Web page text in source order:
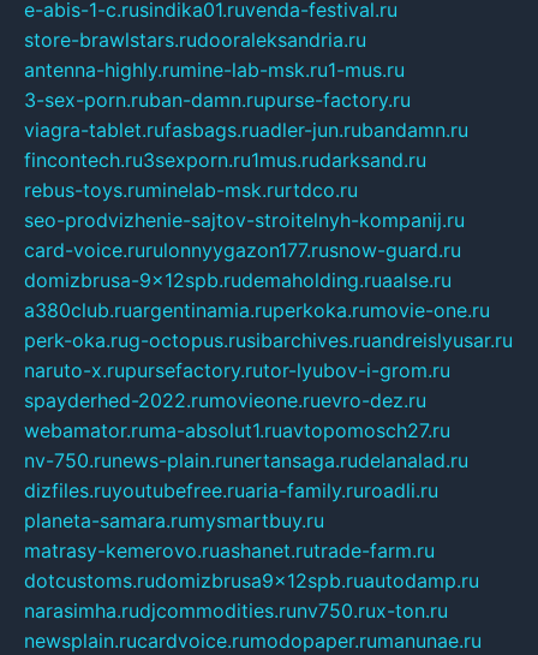
e-abis-1-c.rusindika01.ruvenda-festival.ru
store-brawlstars.rudooraleksandria.ru
antenna-highly.rumine-lab-msk.ru1-mus.ru
3-sex-porn.ruban-damn.rupurse-factory.ru
viagra-tablet.rufasbags.ruadler-jun.rubandamn.ru
fincontech.ru3sexporn.ru1mus.rudarksand.ru
rebus-toys.ruminelab-msk.rurtdco.ru
seo-prodvizhenie-sajtov-stroitelnyh-kompanij.ru
card-voice.rurulonnyygazon177.rusnow-guard.ru
domizbrusa-9x12spb.rudemaholding.ruaalse.ru
a380club.ruargentinamia.ruperkoka.rumovie-one.ru
perk-oka.rug-octopus.rusibarchives.ruandreislyusar.ru
naruto-x.rupursefactory.rutor-lyubov-i-grom.ru
spayderhed-2022.rumovieone.ruevro-dez.ru
webamator.ruma-absolut1.ruavtopomosch27.ru
nv-750.runews-plain.runertansaga.rudelanalad.ru
dizfiles.ruyoutubefree.ruaria-family.ruroadli.ru
planeta-samara.rumysmartbuy.ru
matrasy-kemerovo.ruashanet.rutrade-farm.ru
dotcustoms.rudomizbrusa9x12spb.ruautodamp.ru
narasimha.rudjcommodities.runv750.rux-ton.ru
newsplain.rucardvoice.rumodopaper.rumanunae.ru